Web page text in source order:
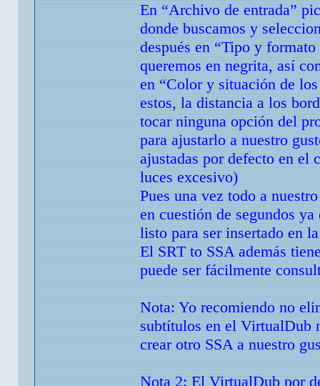
En “Archivo de entrada”
donde buscamos y
después en “Tipo y
queremos en negrita, así
en “Color y situación de
estos, la distancia a los
tocar ninguna opción del
para ajustarlo a nuestro
ajustadas por defecto en el
luces excesivo)
Pues una vez todo a
en cuestión de segundos
listo para ser insertado en
El SRT to SSA además
puede ser fácilmente
Nota: Yo recomiendo no
subtítulos en el VirtualDub
crear otro SSA a nuestro
Nota 2: El VirtualDub por